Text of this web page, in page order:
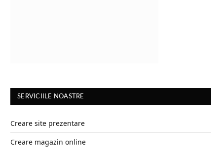
SERVICIILE NOASTRE
Creare site prezentare
Creare magazin online